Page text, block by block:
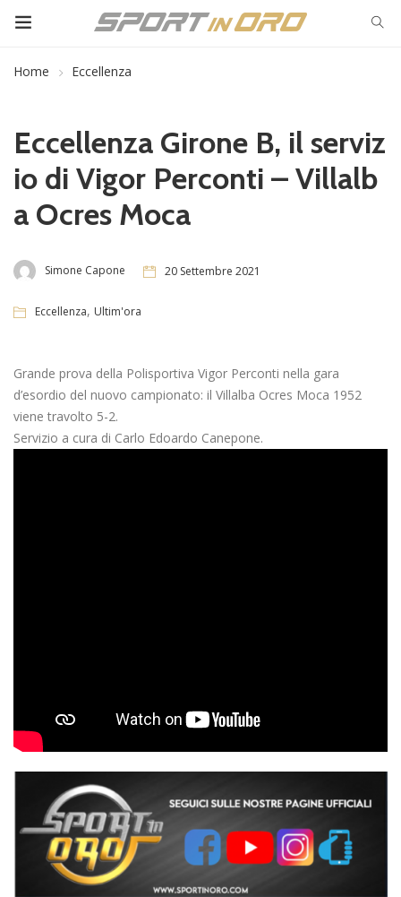
Home Eccellenza
Eccellenza Girone B, il serviz
io di Vigor Perconti – Villalb
a Ocres Moca
Simone Capone 20 Settembre 2021
Eccellenza, Ultim'ora
Grande prova della Polisportiva Vigor Perconti nella gara
d’esordio del nuovo campionato: il Villalba Ocres Moca 1952
viene travolto 5-2.
Servizio a cura di Carlo Edoardo Canepone.